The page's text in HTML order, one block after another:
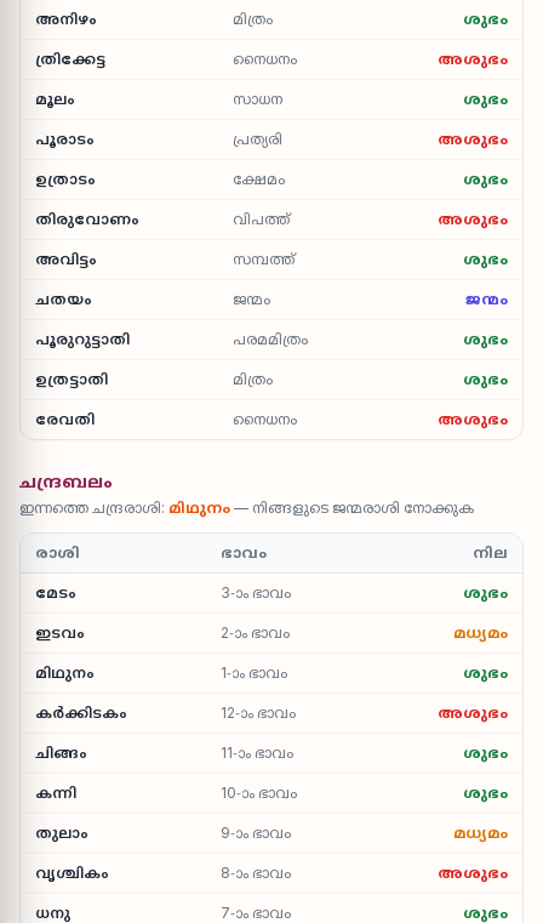
അനിഴം മിത്രം ശുഭം
ത്രിക്കേട്ട നൈധനം അശുഭം
മൂലം സാധന ശുഭം
പൂരാടം പ്രത്യരി അശുഭം
ഉത്രാടം ക്ഷേമം ശുഭം
തിരുവോണം വിപത്ത് അശുഭം
അവിട്ടം സമ്പത്ത് ശുഭം
ചതയം ജന്മം ജന്മം
പൂരുറുട്ടാതി പരമമിത്രം ശുഭം
ഉത്രട്ടാതി മിത്രം ശുഭം
രേവതി നൈധനം അശുഭം
ചന്ദ്രബലം
ഇന്നത്തെ ചന്ദ്രരാശി: മിഥുനം — നിങ്ങളുടെ ജന്മരാശി നോക്കുക
രാശി ഭാവം നില
മേടം 3-ാം ഭാവം ശുഭം
ഇടവം 2-ാം ഭാവം മധ്യമം
മിഥുനം 1-ാം ഭാവം ശുഭം
കർക്കിടകം 12-ാം ഭാവം അശുഭം
ചിങ്ങം 11-ാം ഭാവം ശുഭം
കന്നി 10-ാം ഭാവം ശുഭം
തുലാം 9-ാം ഭാവം മധ്യമം
വൃശ്ചികം 8-ാം ഭാവം അശുഭം
ധനു 7-ാം ഭാവം ശുഭം